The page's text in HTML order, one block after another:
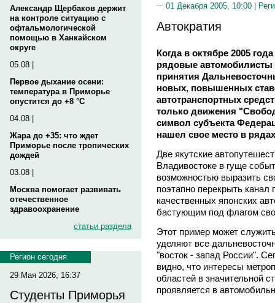
Александр Щербаков держит
на контроле ситуацию с
офтальмологической
помощью в Ханкайском
округе
05.08 |
Первое дыхание осени:
температура в Приморье
опустится до +8 °C
04.08 |
Жара до +35: что ждет
Приморье после тропических
дождей
03.08 |
Москва помогает развивать
отечественное
здравоохранение
статьи раздела
Регион сегодня
29 Мая 2026, 16:37
Студенты Приморья
01 Декабря 2005, 10:00 |
Автократия
Когда в октябре 2005
рядовые автомобилисты
принятия
новых, повышенных
автотранспортных
только движения
символ субъекта
нашел свое место в
Две якутские
Владивостоке в гуще
возможностью выразить
поэтапно перекрыть канал
качественных японских
бастующим под флагом
Этот пример может
уделяют все
"восток - запад России".
видно, что интересы
областей в значительной
проявляется в